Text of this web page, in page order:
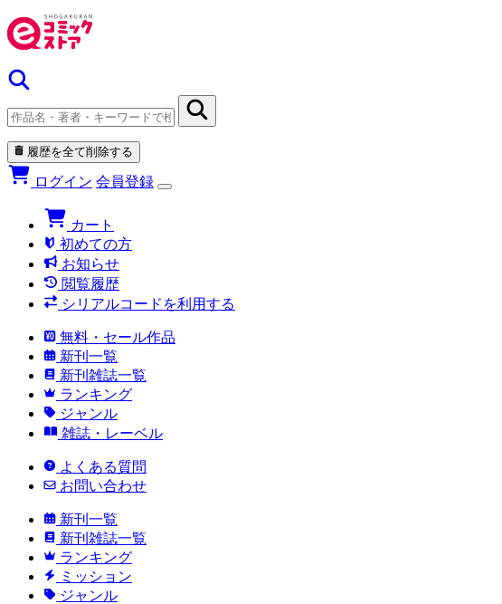
履歴を全て削除する
ログイン 会員登録
カート
初めての方
お知らせ
閲覧履歴
シリアルコードを利用する
無料・セール作品
新刊一覧
新刊雑誌一覧
ランキング
ジャンル
雑誌・レーベル
よくある質問
お問い合わせ
新刊一覧
新刊雑誌一覧
ランキング
ミッション
ジャンル